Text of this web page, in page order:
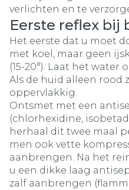
verlichten en te
Eerste reflex bij
Het eerste dat u moet
met koel, maar geen
(15-20°). Laat het water
Als de huid alleen rood
oppervlakkig.
Ontsmet met een
(chlorhexidine,
herhaal dit twee maal
men ook vette
aanbrengen. Na het
u een dikke laag
zalf aanbrengen